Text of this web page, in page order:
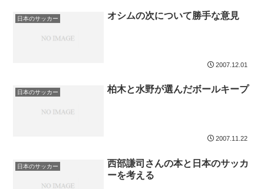
日本のサッカー オシムの次について勝手な意見
2007.12.01
日本のサッカー 柏木と水野が選んだボールキープ
2007.11.22
日本のサッカー
西部謙司さんの本と日本のサッカ
ーを考える